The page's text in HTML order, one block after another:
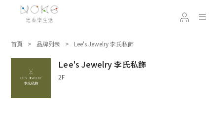
首頁 品牌列表 Lee's Jewelry 李氏私飾
Lee's Jewelry 李氏私飾
2F